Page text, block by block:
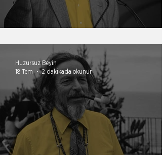
Huzursuz Beyin
18 Tem
2 dakikada okunur